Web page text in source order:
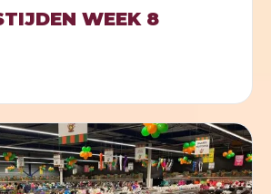
WEEK 8